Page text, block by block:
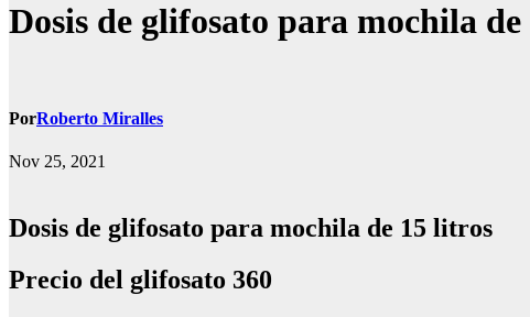
Dosis de glifosato para mochila
PorRoberto Miralles
Nov 25, 2021
Dosis de glifosato para mochila de 15 litros
precio del glifosato 360